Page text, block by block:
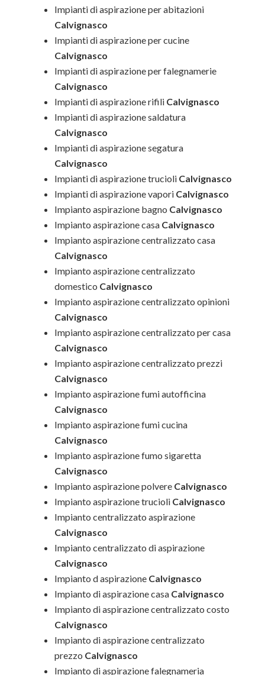
Impianti di aspirazione per abitazioni
Calvignasco
Impianti di aspirazione per cucine
Calvignasco
Impianti di aspirazione per falegnamerie
Calvignasco
Impianti di aspirazione rifili Calvignasco
Impianti di aspirazione saldatura
Calvignasco
Impianti di aspirazione segatura
Calvignasco
Impianti di aspirazione trucioli Calvignasco
Impianti di aspirazione vapori Calvignasco
Impianto aspirazione bagno Calvignasco
Impianto aspirazione casa Calvignasco
Impianto aspirazione centralizzato casa
Calvignasco
Impianto aspirazione centralizzato
domestico Calvignasco
Impianto aspirazione centralizzato opinioni
Calvignasco
Impianto aspirazione centralizzato per casa
Calvignasco
Impianto aspirazione centralizzato prezzi
Calvignasco
Impianto aspirazione fumi autofficina
Calvignasco
Impianto aspirazione fumi cucina
Calvignasco
Impianto aspirazione fumo sigaretta
Calvignasco
Impianto aspirazione polvere Calvignasco
Impianto aspirazione trucioli Calvignasco
Impianto centralizzato aspirazione
Calvignasco
Impianto centralizzato di aspirazione
Calvignasco
Impianto d aspirazione Calvignasco
Impianto di aspirazione casa Calvignasco
Impianto di aspirazione centralizzato costo
Calvignasco
Impianto di aspirazione centralizzato
prezzo Calvignasco
Impianto di aspirazione falegnameria